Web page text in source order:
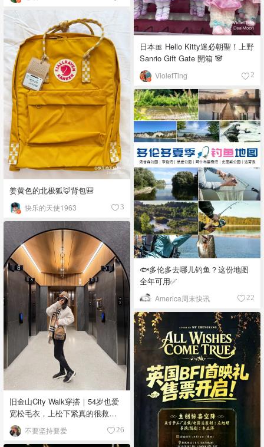
日本🎀 Hello Kitty迷必朝聖！上野
Sanrio Gift Gate 開箱 🐼
VioletTing 2
姜黄色的北极狐🦊背包🎒
快乐的天使1963 3
🐟多伦多去哪儿钓鱼？这份地图
全年可用✅
America周末快讯 22
旧金山City Walk穿搭｜54岁也爱
宽松毛衣，上松下紧真的很救比
例
不要坚持要爱 26